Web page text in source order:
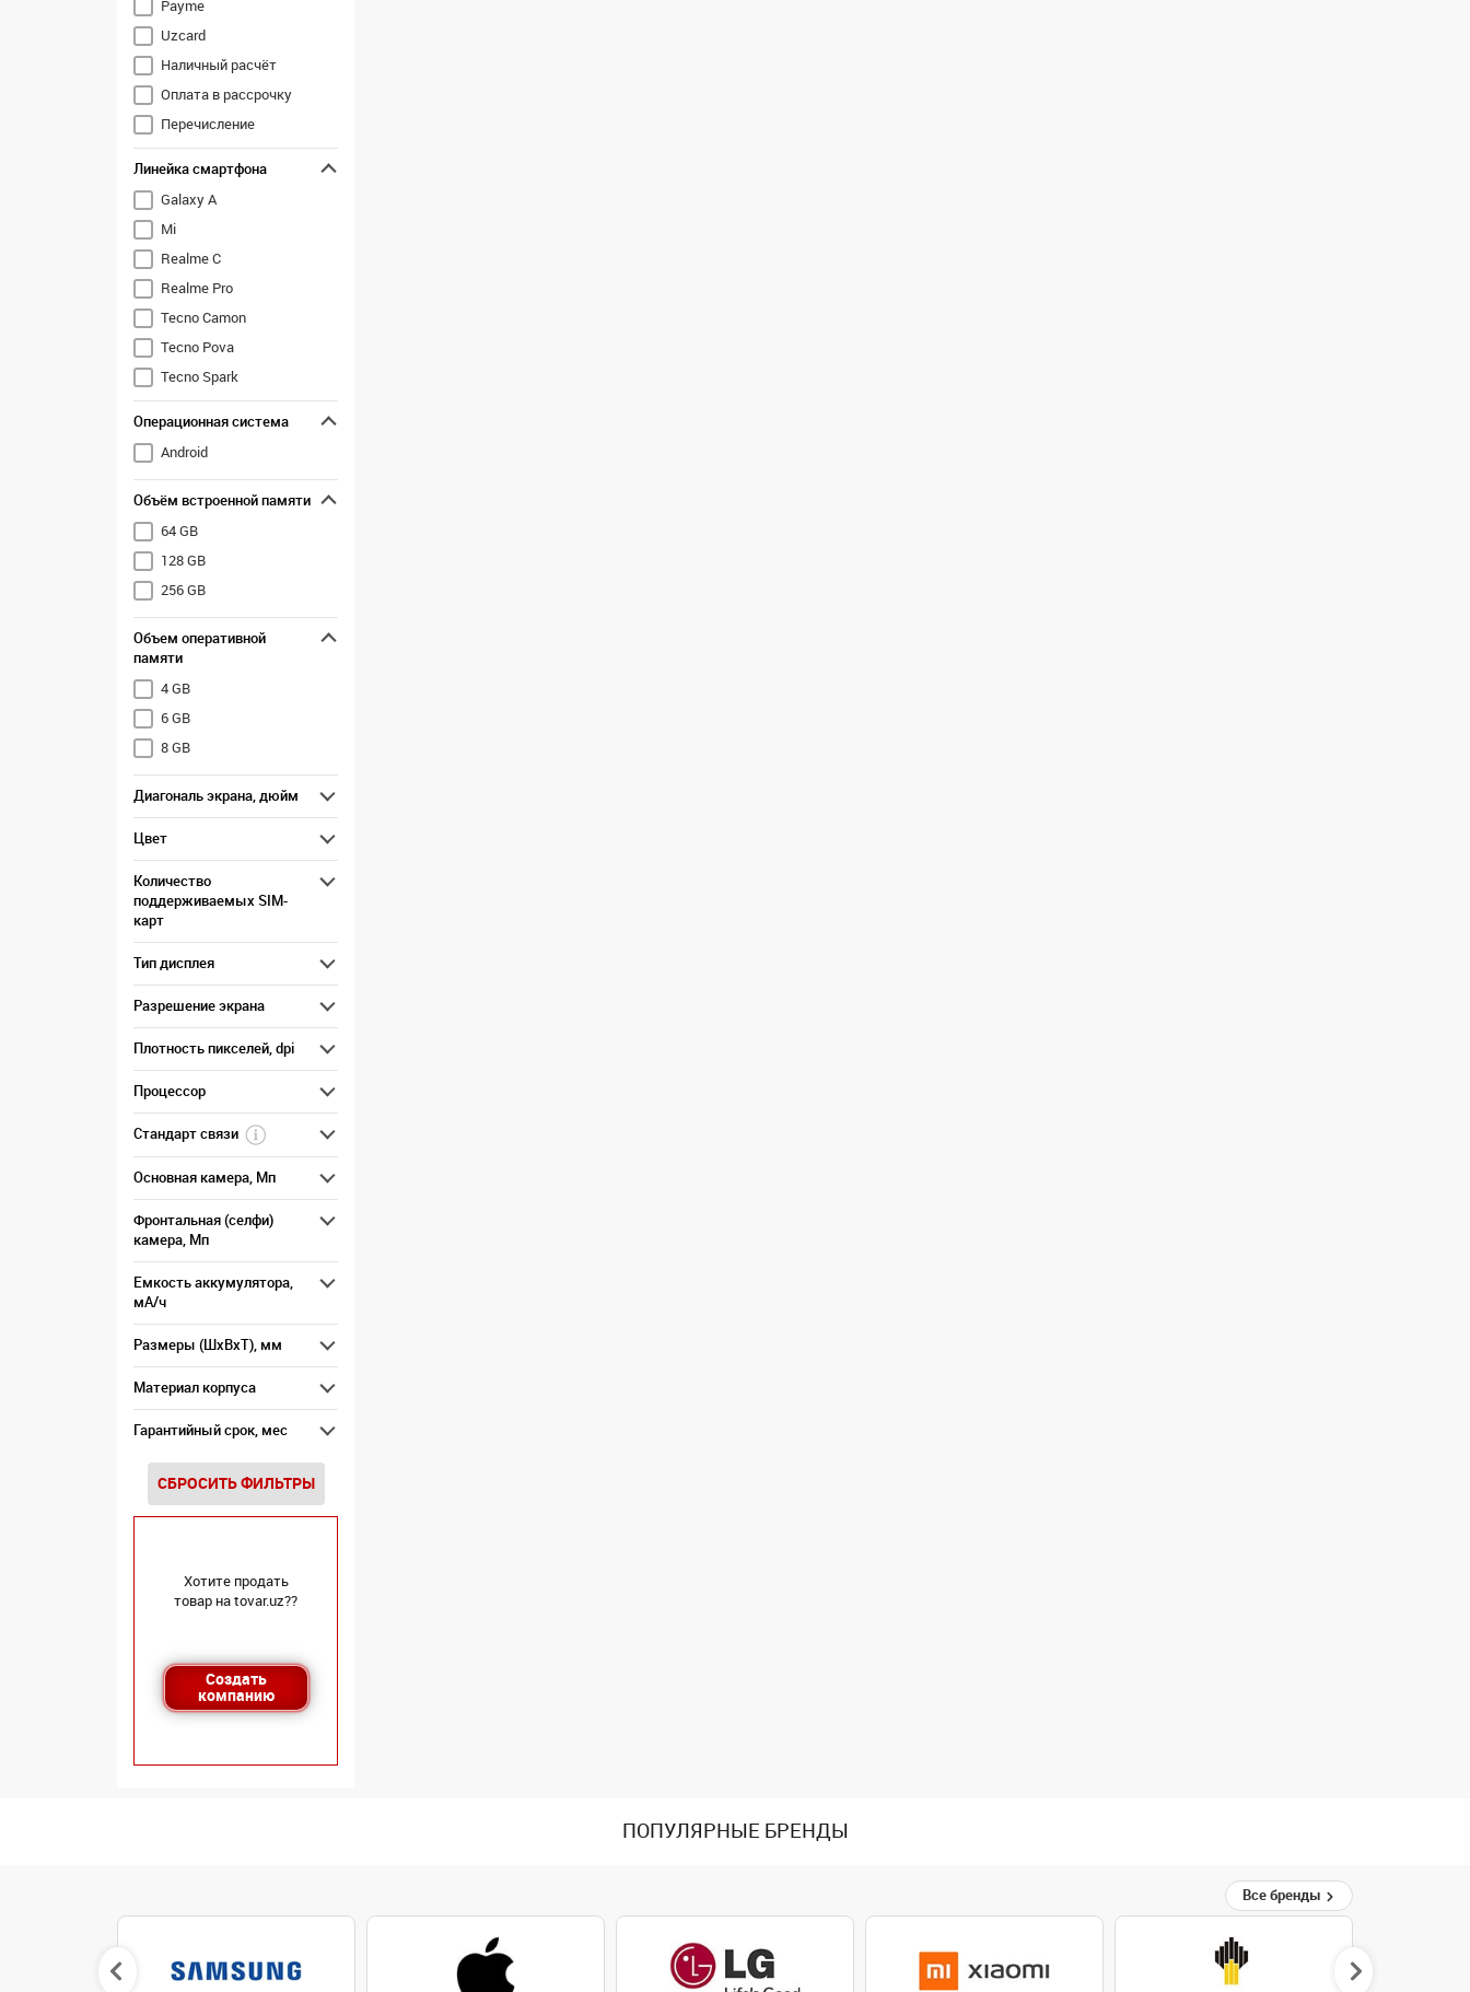
TCL
Tecno
Vivo
Xiaomi
ZTE
Payme
Uzcard
Наличный расчёт
Оплата в рассрочку
Перечисление
Линейка смартфона
Galaxy A
Mi
Realme C
Realme Pro
Tecno Camon
Tecno Pova
Tecno Spark
Операционная система
Android
Объём встроенной памяти
64 GB
128 GB
256 GB
Объем оперативной
памяти
4 GB
6 GB
8 GB
Диагональ экрана, дюйм
Цвет
Количество
поддерживаемых SIM-
карт
Тип дисплея
Разрешение экрана
Плотность пикселей, dpi
Процессор
Стандарт связи
Основная камера, Мп
Фронтальная (селфи)
камера, Мп
Емкость аккумулятора,
мА/ч
Размеры (ШxВxТ), мм
Материал корпуса
Гарантийный срок, мес
СБРОСИТЬ ФИЛЬТРЫ
Хотите продать
товар на tovar.uz??
Создать
компанию
ПОПУЛЯРНЫЕ БРЕНДЫ
Все бренды